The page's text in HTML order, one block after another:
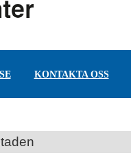
KONTAKTA OSS